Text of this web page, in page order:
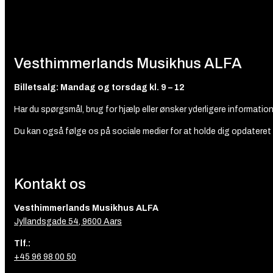
Vesthimmerlands Musikhus ALFA
Billetsalg: Mandag og torsdag kl. 9 – 12
Har du spørgsmål, brug for hjælp eller ønsker yderligere
Du kan også følge os på sociale medier for at holde dig opdateret
Kontakt os
Vesthimmerlands Musikhus ALFA
Jyllandsgade 54, 9600 Aars
Tlf.:
+45 96 98 00 50